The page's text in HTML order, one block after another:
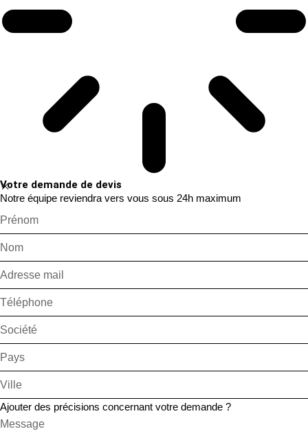
Votre demande de devis
Notre équipe reviendra vers vous sous 24h maximum
Ajouter des précisions concernant votre demande ?